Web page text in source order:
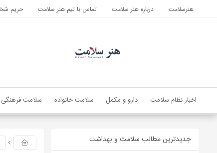
هنرسلامت درباره هنر سلامت تماس با تیم هنر سلامت حریم
اخبار نظام سلامت دارو و مکمل سلامت خانواده سلامت فرهنگی
جدیدترین مطالب سلامت و بهداشت